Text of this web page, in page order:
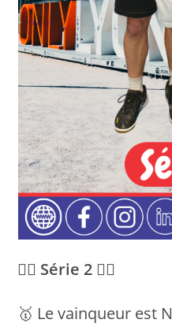
💁‍♂️ Série 2 💁‍♂️
🥇 Le vainqueur est